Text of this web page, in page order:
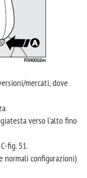
mercati, dove
verso l’alto fino
fig. 51.
normali configurazioni)